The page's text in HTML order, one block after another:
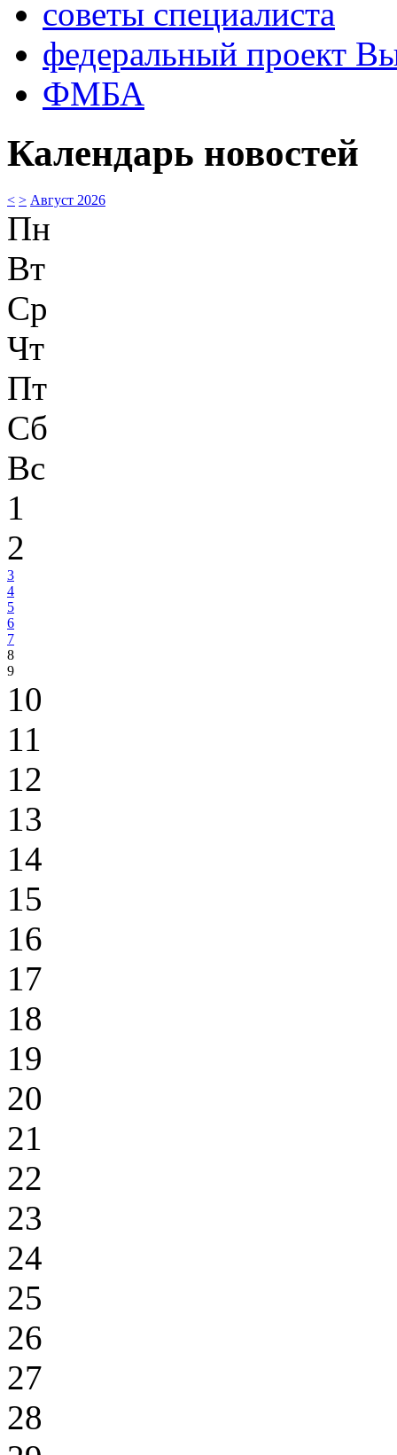
советы специалиста
федеральный проект
ФМБА
Календарь новостей
< > Август 2026
Пн
Вт
Ср
Чт
Пт
Сб
Вс
1
2
3
4
5
6
7
8
9
10
11
12
13
14
15
16
17
18
19
20
21
22
23
24
25
26
27
28